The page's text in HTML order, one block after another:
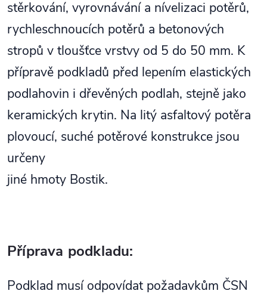
stěrkování, vyrovnávání a nívelizaci potěrů,
rychleschnoucích potěrů a betonových
stropů v tloušťce vrstvy od 5 do 50 mm. K
přípravě podkladů před lepením elastických
podlahovin i dřevěných podlah, stejně jako
keramických krytin. Na litý asfaltový potěra
plovoucí, suché potěrové konstrukce jsou
určeny
jiné hmoty Bostik.
Příprava podkladu:
Podklad musí odpovídat požadavkům ČSN